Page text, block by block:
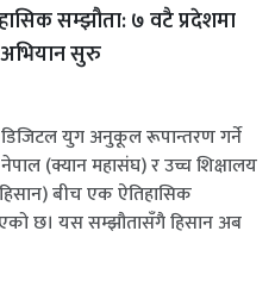
सम्झौता: ७ वटै प्रदेशमा
अभियान सुरु
डिजिटल युग अनुकूल रूपान्तरण गर्ने
(क्यान महासंघ) र उच्च शिक्षालय
बीच एक ऐतिहासिक
छ। यस सम्झौतासँगै हिसान अब